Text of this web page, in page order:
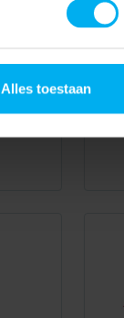
Alles toestaan